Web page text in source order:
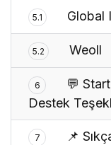
5.1 Global
5.2 Weoll
6
💬
Destek
7 📌